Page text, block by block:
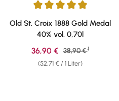
Durchschnittliche Bewertung
Old St. Croix 1888 Gold Medal
40% vol. 0,70l
(52,71 € / 1 Liter)
Verkaufspreis:
36,90 € Regulärer Preis:
38,90 € 1